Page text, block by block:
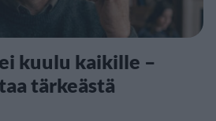
kuulu kaikille –
tärkeästä